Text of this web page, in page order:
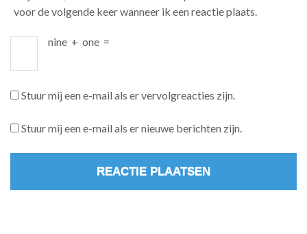
voor de volgende keer wanneer ik een reactie plaats.
nine + one =
Stuur mij een e-mail als er vervolgreacties zijn.
Stuur mij een e-mail als er nieuwe berichten zijn.